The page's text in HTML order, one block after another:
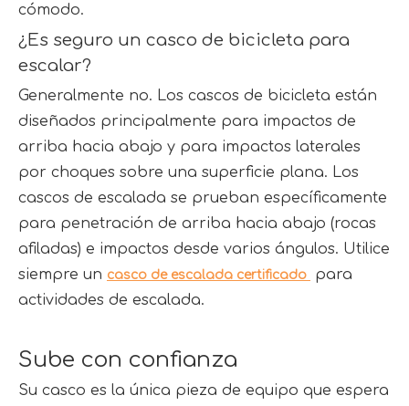
cómodo.
¿Es seguro un casco de bicicleta para
escalar?
Generalmente no. Los cascos de bicicleta están
diseñados principalmente para impactos de
arriba hacia abajo y para impactos laterales
por choques sobre una superficie plana. Los
cascos de escalada se prueban específicamente
para penetración de arriba hacia abajo (rocas
afiladas) e impactos desde varios ángulos. Utilice
siempre un casco de escalada certificado
para
actividades de escalada.
Sube con confianza
Su casco es la única pieza de equipo que espera